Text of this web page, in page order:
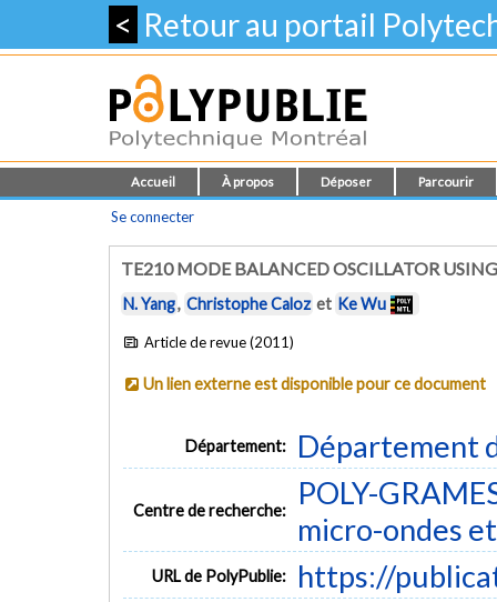
< Retour au portail
Accueil À propos Déposer Parcourir
Se connecter
TE210 MODE BALANCED OSCILLATOR
N. Yang, Christophe Caloz et Ke Wu
Article de revue (2011)
Un lien externe est disponible pour ce document
Département: Département
Centre de recherche:
POLY-
micro-ondes
URL de PolyPublie: https://